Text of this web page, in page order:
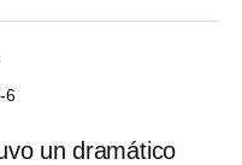
6
un dramático